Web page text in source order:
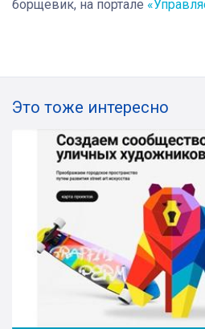
борщевик, на портале
Это тоже интересно